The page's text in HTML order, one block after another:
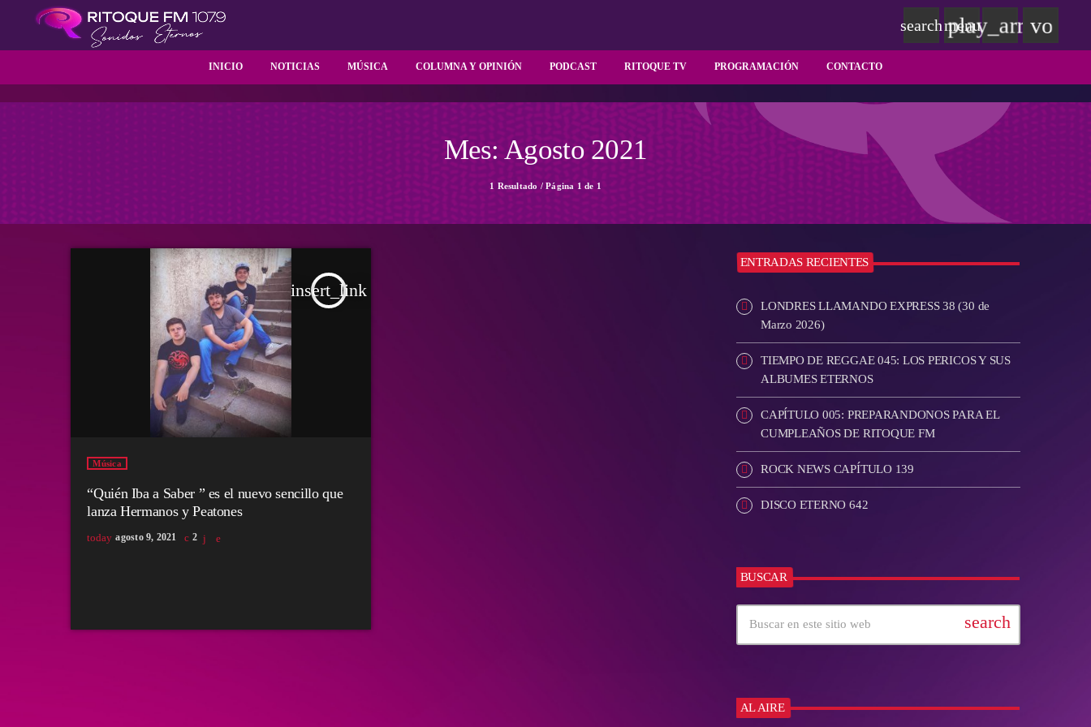
INICIO NOTICIAS MÚSICA COLUMNA Y OPINIÓN PODCAST RITOQUE TV PROGRAMACIÓN CONTACTO
searchmenu
play_arrow
Mes: Agosto 2021
1 Resultado / Página 1 de 1
insert_link
Música
“Quién Iba a Saber ” es el nuevo sencillo que
lanza Hermanos y Peatones
today agosto 9, 2021 2
ENTRADAS RECIENTES
LONDRES LLAMANDO EXPRESS 38 (30 de
Marzo 2026)
TIEMPO DE REGGAE 045: LOS PERICOS Y SUS
ALBUMES ETERNOS
CAPÍTULO 005: PREPARANDONOS PARA EL
CUMPLEAÑOS DE RITOQUE FM
ROCK NEWS CAPÍTULO 139
DISCO ETERNO 642
BUSCAR
search
AL AIRE